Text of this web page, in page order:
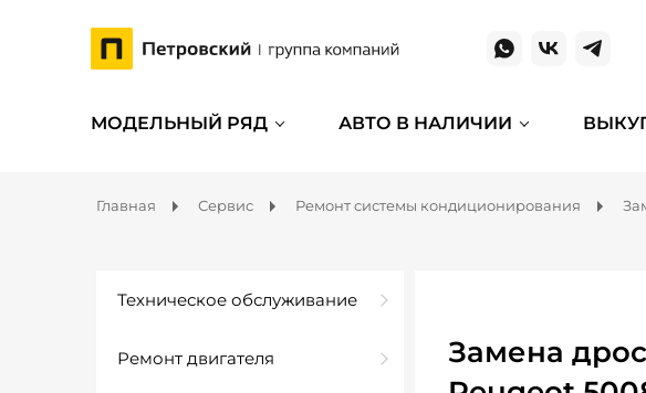
МОДЕЛЬНЫЙ РЯД АВТО В НАЛИЧИИ
Главная Сервис Ремонт системы кондиционирования
Техническое обслуживание
Ремонт двигателя
Замена